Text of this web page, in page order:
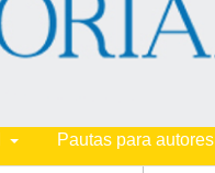
Pautas para autores